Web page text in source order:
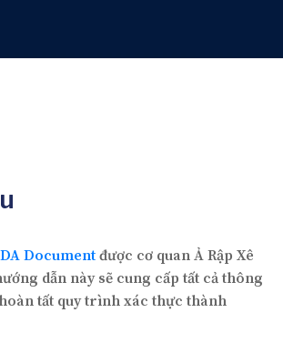
Documentđược cơ quan Ả Rập Xê
dẫn này sẽ cung cấp tất cả thông
tất quy trình xác thực thành